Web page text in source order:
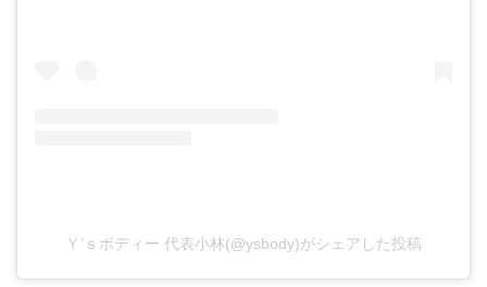
Ｙ’ｓボディー 代表小林(@ysbody)がシェアした投稿